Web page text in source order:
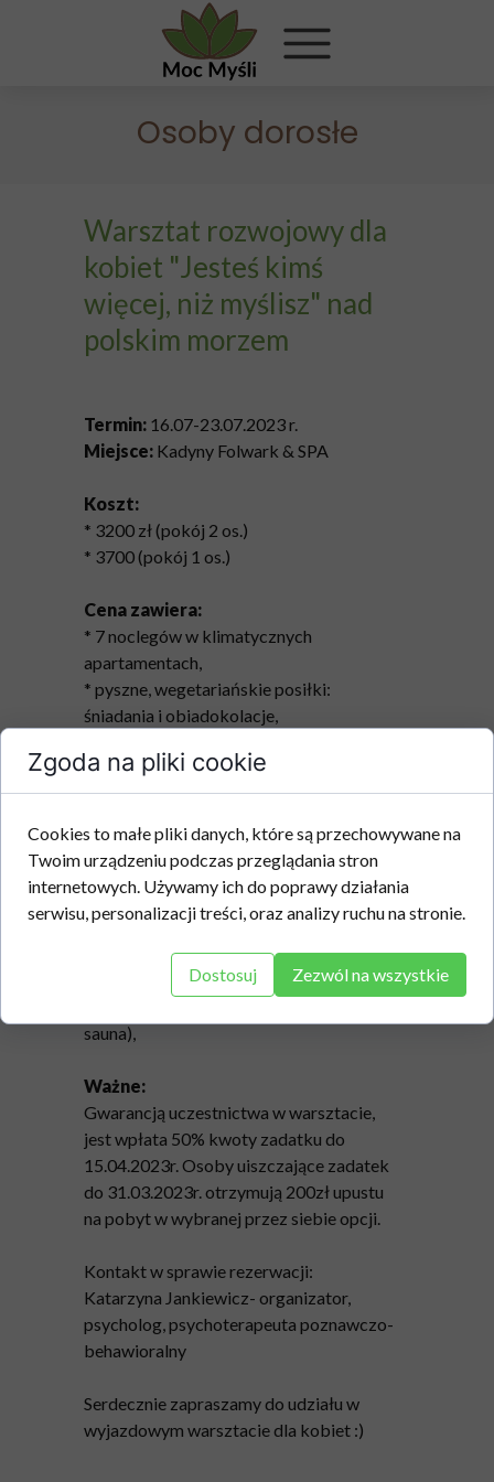
Warsztat rozwojowy dla
kobiet "Jesteś kimś
więcej, niż myślisz" nad
polskim morzem
Termin: 16.07-23.07.2023 r.
Miejsce: Kadyny Folwark & SPA
Koszt:
* 3200 zł (pokój 2 os.)
* 3700 (pokój 1 os.)
Cena zawiera:
* 7 noclegów w klimatycznych
apartamentach,
* pyszne, wegetariańskie posiłki:
śniadania i obiadokolacje,
elementy zaczerpnięte z
terapii poznawczo-behawioralnej a także
* 12 h praktyki jogi,
* 6 h lasozanurzania
* rytuał relaksacyjny przez snem z
elementami jogi, medytacji, praktyki
uważności i relaksacji,
* nieograniczony dostęp do strefy wellnes
sauna),
Ważne:
Gwarancją uczestnictwa w warsztacie,
jest wpłata 50% kwoty zadatku do
15.04.2023r. Osoby uiszczające zadatek
do 31.03.2023r. otrzymują 200zł upustu
na pobyt w wybranej przez siebie opcji.
Kontakt w sprawie rezerwacji:
Katarzyna Jankiewicz- organizator,
psycholog, psychoterapeuta poznawczo-
behawioralny
Serdecznie zapraszamy do udziału w
wyjazdowym warsztacie dla kobiet :)
Osoby dorosłe
Zgoda na pliki cookie
Cookies to małe pliki danych, które są przechowywane na
Twoim urządzeniu podczas przeglądania stron
internetowych. Używamy ich do poprawy działania
serwisu, personalizacji treści, oraz analizy ruchu na stronie.
Dostosuj Zezwól na wszystkie